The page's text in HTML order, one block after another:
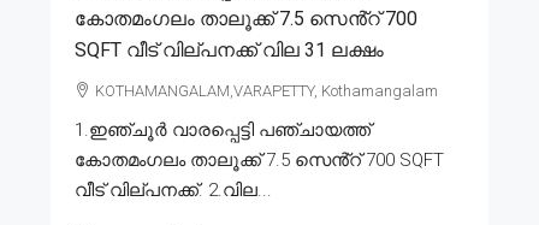
കോതമംഗലം താലൂക്ക് 7.5 സെൻ്റ് 700
SQFT വീട് വില്പനക്ക് വില 31 ലക്ഷം
KOTHAMANGALAM,VARAPETTY, Kothamangalam
1.ഇഞ്ചൂർ വാരപ്പെട്ടി പഞ്ചായത്ത്
കോതമംഗലം താലൂക്ക് 7.5 സെൻ്റ് 700 SQFT
വീട് വില്പനക്ക്. 2.വില...